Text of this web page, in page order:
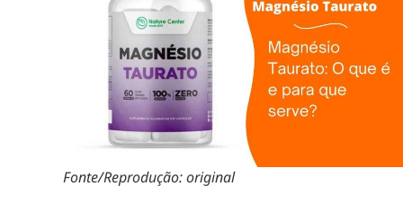
Fonte/Reprodução: original